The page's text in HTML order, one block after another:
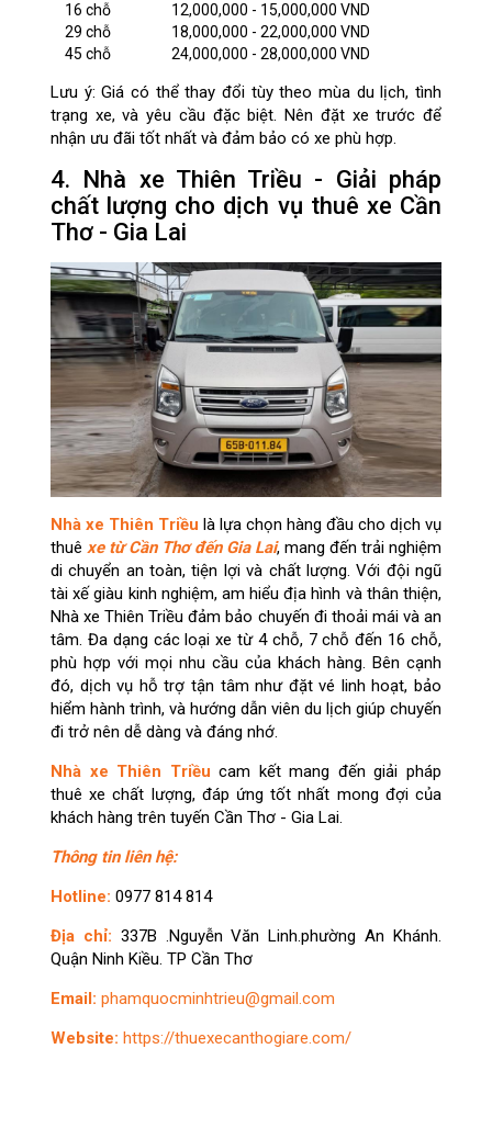
16 chỗ
12,000,000 - 15,000,000 VND
29 chỗ
18,000,000 - 22,000,000 VND
45 chỗ
24,000,000 - 28,000,000 VND
Lưu ý: Giá có thể thay đổi tùy theo mùa du lịch, tình
trạng xe, và yêu cầu đặc biệt. Nên đặt xe trước để
nhận ưu đãi tốt nhất và đảm bảo có xe phù hợp.
4. Nhà xe Thiên Triều - Giải pháp
chất lượng cho dịch vụ thuê xe Cần
Thơ - Gia Lai
Nhà xe Thiên Triều là lựa chọn hàng đầu cho dịch vụ
thuê xe từ Cần Thơ đến Gia Lai, mang đến trải nghiệm
di chuyển an toàn, tiện lợi và chất lượng. Với đội ngũ
tài xế giàu kinh nghiệm, am hiểu địa hình và thân thiện,
Nhà xe Thiên Triều đảm bảo chuyến đi thoải mái và an
tâm. Đa dạng các loại xe từ 4 chỗ, 7 chỗ đến 16 chỗ,
phù hợp với mọi nhu cầu của khách hàng. Bên cạnh
đó, dịch vụ hỗ trợ tận tâm như đặt vé linh hoạt, bảo
hiểm hành trình, và hướng dẫn viên du lịch giúp chuyến
đi trở nên dễ dàng và đáng nhớ.
Nhà xe Thiên Triều cam kết mang đến giải pháp
thuê xe chất lượng, đáp ứng tốt nhất mong đợi của
khách hàng trên tuyến Cần Thơ - Gia Lai.
Thông tin liên hệ:
Hotline: 0977 814 814
Địa chỉ: 337B .Nguyễn Văn Linh.phường An Khánh.
Quận Ninh Kiều. TP Cần Thơ
Email: phamquocminhtrieu@gmail.com
Website: https://thuexecanthogiare.com/